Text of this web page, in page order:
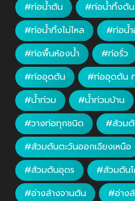
#ท่อน้ำตัน #ท่อน้ำทิ้งตัน
#ท่อน้ำทิ้งไม่ไหล
#ท่อน้
#ท่อพื้นห้องน้ำ
#ท่อรั่ว
#ท่ออุดตัน
#ท่ออุดตัน
#น้ำท่วม
#น้ำท่วมบ้าน
#วางท่อทุกชนิด
#ส้วม
#ส้วมตันตะวันออกเฉียงเหนือ
#ส้วมตันอุดร
#ส้วมตันโ
#อ่างล้างจานตัน
#อ่าง